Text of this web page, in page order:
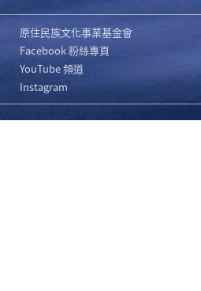
原住民族文化事業基金會
Facebook 粉絲專頁
YouTube 頻道
Instagram